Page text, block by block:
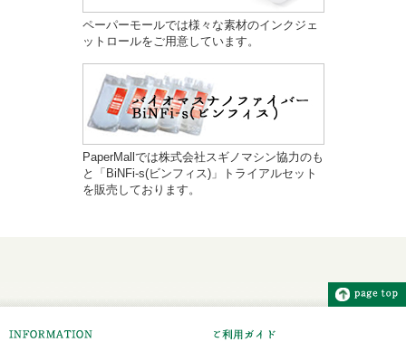
ペーパーモールでは様々な素材のインクジェ
ットロールをご用意しています。
PaperMallでは株式会社スギノマシン協力のも
と「BiNFi-s(ビンフィス)」トライアルセット
を販売しております。